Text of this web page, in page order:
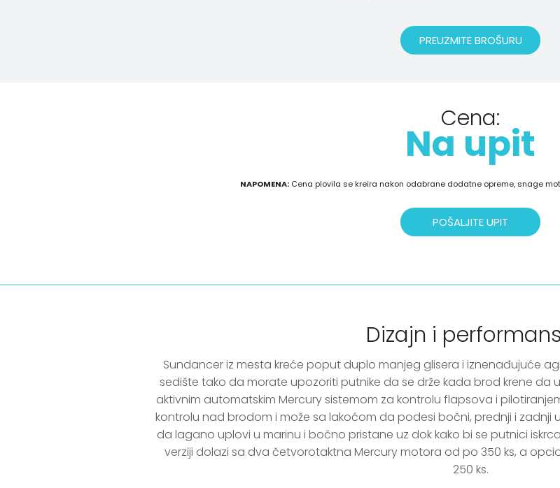
PREUZMITE BROŠURU
Cena:
Na upit
NAPOMENA:Cena plovila se kreira nakon odabrane dodatne opreme, snage
POŠALJITE UPIT
Dizajn i
Sundancer iz mesta kreće poput duplo manjeg glisera i iznenađujuće
sedište tako da morate upozoriti putnike da se drže kada brod krene da
aktivnim automatskim Mercury sistemom za kontrolu flapsova i
kontrolu nad brodom i može sa lakoćom da podesi bočni, prednji i
da lagano uplovi u marinu i bočno pristane uz dok kako bi se putnici
verziji dolazi sa dva četvorotaktna Mercury motora od po 350 ks, a
250 ks.